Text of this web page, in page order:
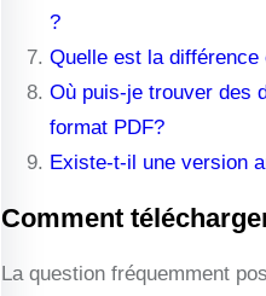
?
Quelle est la différence
Où puis-je trouver des
format PDF?
Existe-t-il une version
Comment
La question fréquemment